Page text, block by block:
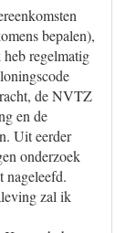
bepalen),
regelmatig
de NVTZ
en de
Uit eerder
onderzoek
zal ik